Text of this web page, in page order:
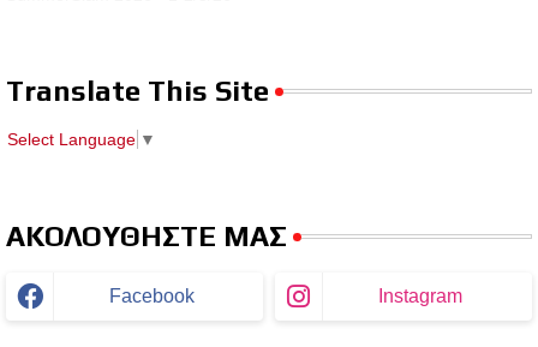
Translate This Site
Select Language ▼
ΑΚΟΛΟΥΘΗΣΤΕ ΜΑΣ
Facebook Instagram